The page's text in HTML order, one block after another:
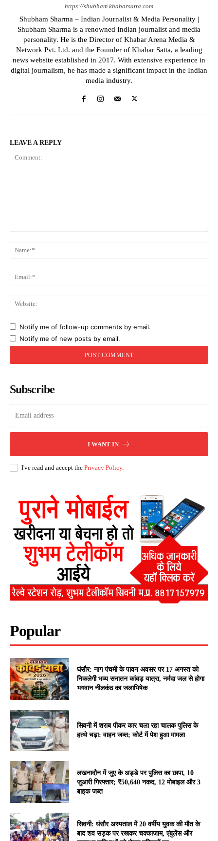
https://shubham.khabarsatta.com
Shubham Sharma – Indian Journalist & Media Personality |
Shubham Sharma is a renowned Indian journalist and media
personality. He is the Director of Khabar Arena Media &
Network Pvt. Ltd. and the Founder of Khabar Satta, a leading
news website established in 2017. With extensive experience in
digital journalism, he has made a significant impact in the Indian
media industry.
LEAVE A REPLY
Notify me of follow-up comments by email.
Notify me of new posts by email.
Subscribe
I WANT IN
I've read and accept the Privacy Policy.
Popular
घंसौर: नाग पंचमी के पावन अवसर पर 17 अगस्त को
निकलेगी भव्य सनातन कांवड़ यात्रा, नर्मदा जल से होगा
भगवान नीलकंठ का जलाभिषेक
सिवनी में शराब पीकर कार चला रहा चालक पुलिस के
हत्थे चढ़ा: वाहन जब्त; कोर्ट में पेश हुआ मामला
लखनादौन में जुए के अड्डे पर पुलिस का छापा, 10
जुआरी गिरफ्तार; ₹50,640 नकद, 12 मोबाइल और 3
बाइक जब्त
सिवनी: घंसौर अस्पताल में 20 वर्षीय युवक की मौत के
बाद शव सड़क पर रखकर चक्काजाम, एंबुलेंस और